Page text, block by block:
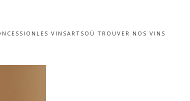
LES VINSARTS OÙ TROUVER NOS VINS